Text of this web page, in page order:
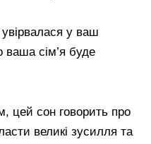
увірвалася у ваш
ваша сім’я буде
цей сон говорить про
великі зусилля та